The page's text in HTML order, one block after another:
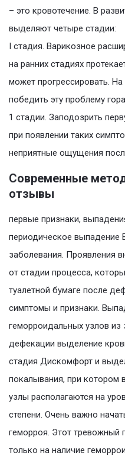
– это кровотечение. В
выделяют четыре стадии:
I стадия. Варикозное
на ранних стадиях
может прогрессировать.
победить эту проблему
1 стадии. Заподозрить
при появлении таких
неприятные ощущения
Современные
отзывы
первые признаки,
периодическое выпадение
заболевания. Проявления
от стадии процесса,
туалетной бумаге после
симптомы и признаки.
геморроидальных узлов из
дефекации выделение
стадия Дискомфорт и
покалывания, при котором
узлы располагаются на
степени. Очень важно
геморроя. Этот тревожный
только на наличие